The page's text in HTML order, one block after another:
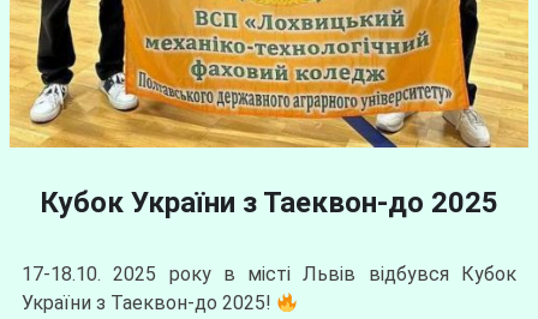
Кубок України з Таеквон-до 2025
17-18.10. 2025 року в місті Львів відбувся Кубок
України з Таеквон-до 2025!